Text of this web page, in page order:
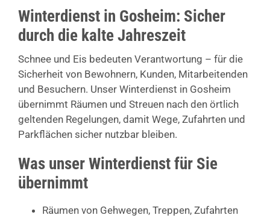
Winterdienst in Gosheim: Sicher
durch die kalte Jahreszeit
Schnee und Eis bedeuten Verantwortung – für die
Sicherheit von Bewohnern, Kunden, Mitarbeitenden
und Besuchern. Unser Winterdienst in Gosheim
übernimmt Räumen und Streuen nach den örtlich
geltenden Regelungen, damit Wege, Zufahrten und
Parkflächen sicher nutzbar bleiben.
Was unser Winterdienst für Sie
übernimmt
Räumen von Gehwegen, Treppen, Zufahrten